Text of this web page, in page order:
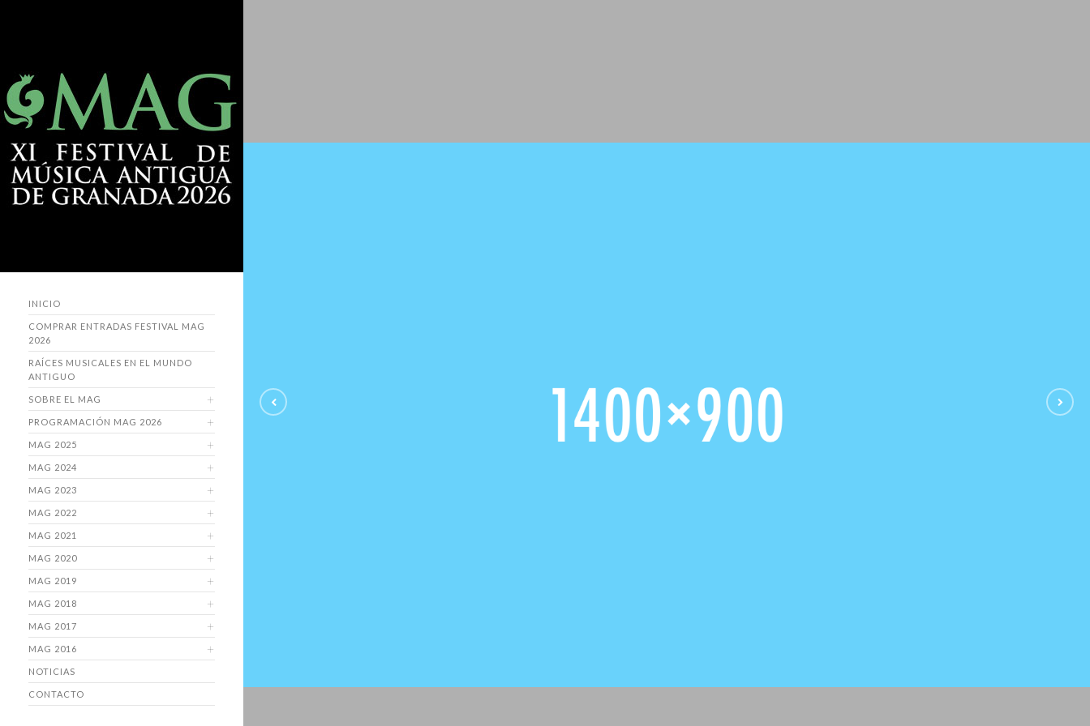
INICIO
COMPRAR ENTRADAS FESTIVAL MAG
2026
RAÍCES MUSICALES EN EL MUNDO
ANTIGUO
SOBRE EL MAG
PROGRAMACIÓN MAG 2026
MAG 2025
MAG 2024
MAG 2023
MAG 2022
MAG 2021
MAG 2020
MAG 2019
MAG 2018
MAG 2017
MAG 2016
NOTICIAS
CONTACTO